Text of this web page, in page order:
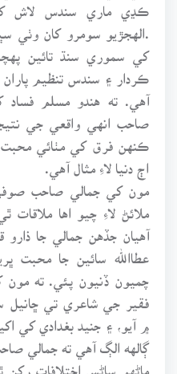
ڪڍي ماري سندس لاش
.الهجڙيو سومرو کان وٺي
کي سموري سنڌ تائين
ڪردار ۽ سندس تنظيم
آهي. ته هندو مسلم فساد
صاحب انهي واقعي جي
ڪنهن فرق کي مٺائي
اڄ دنيا لاءِ مثال آهي.
مون کي جمالي صاحب
ملائڻ لاءِ چيو اها ملاقات
آهيان جڏهن جمالي جا
عطاالله سائين جا محبت
چميون ڏنيون پئي. ته
فقير جي شاعري تي ڇانيل
۾ آيو، ۽ جنيد بغدادي کي
ڳالهه الڳ آهي ته جمالي
ماڻهو ساڻس اختلافات رکن